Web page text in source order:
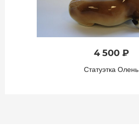
4 500 ₽
Статуэтка Олень